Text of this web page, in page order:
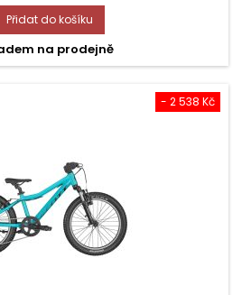
cena
Přidat do košíku
na prodejně
- 2 538 Kč